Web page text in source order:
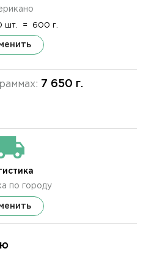
шт. = 600 г.
7 650 г.
по городу